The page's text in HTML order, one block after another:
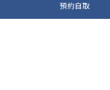
預約自取